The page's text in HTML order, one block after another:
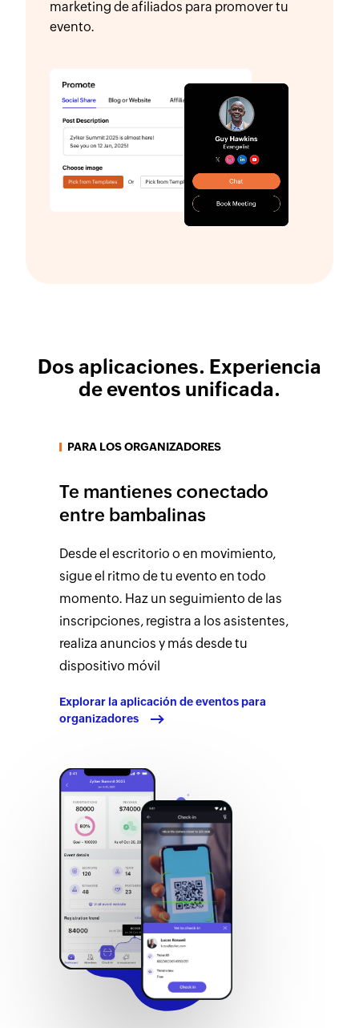
marketing de afiliados para promover tu
evento.
Dos aplicaciones. Experiencia
de eventos unificada.
PARA LOS ORGANIZADORES
Te mantienes conectado
entre bambalinas
Desde el escritorio o en movimiento,
sigue el ritmo de tu evento en todo
momento. Haz un seguimiento de las
inscripciones, registra a los asistentes,
realiza anuncios y más desde tu
dispositivo móvil
Explorar la aplicación de eventos para
organizadores